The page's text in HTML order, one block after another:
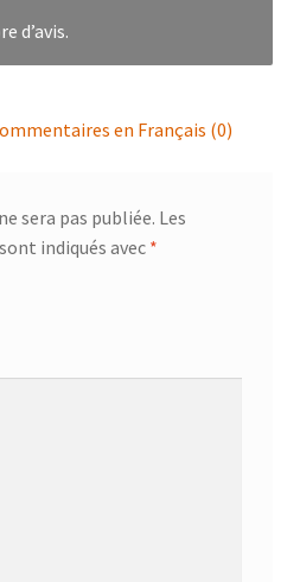
d’avis.
en Français (0)
sera pas publiée. Les
indiqués avec *